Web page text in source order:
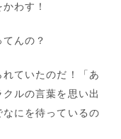
わす！
んの？
ていたのだ！「あ
ルの言葉を思い出
にを待っているの